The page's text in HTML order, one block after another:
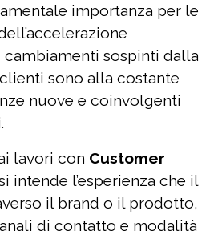
importanza per le
sospinti dalla
sono alla costante
nuove e coinvolgenti
lavori con Customer
intende l’esperienza che il
il brand o il prodotto,
di contatto e modalità